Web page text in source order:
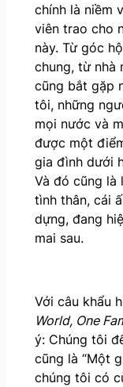
chính là niềm
viên trao cho
này. Từ góc
chung, từ nhà
cũng bắt gặp
tôi, những
mọi nước và
được một
gia đình dưới
Và đó cũng là
tình thân, cái
dựng, đang
mai sau.
Với câu khẩu
World, One
ý: Chúng tôi
cũng là “Một
chúng tôi có